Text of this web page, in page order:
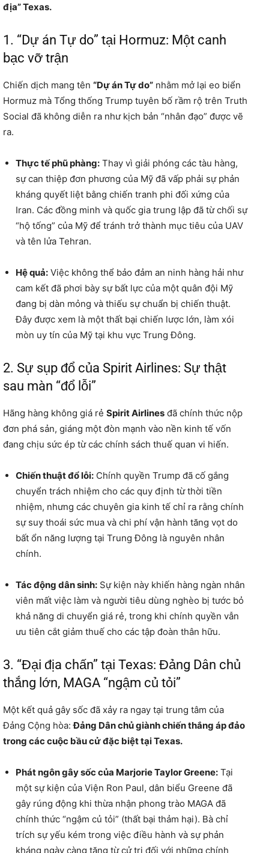
địa” Texas.
1. “Dự án Tự do” tại Hormuz: Một canh
bạc vỡ trận
Chiến dịch mang tên “Dự án Tự do” nhằm mở lại eo biển
Hormuz mà Tổng thống Trump tuyên bố rầm rộ trên Truth
Social đã không diễn ra như kịch bản “nhân đạo” được vẽ
ra.
Thực tế phũ phàng: Thay vì giải phóng các tàu hàng,
sự can thiệp đơn phương của Mỹ đã vấp phải sự phản
kháng quyết liệt bằng chiến tranh phi đối xứng của
Iran. Các đồng minh và quốc gia trung lập đã từ chối sự
“hộ tống” của Mỹ để tránh trở thành mục tiêu của UAV
và tên lửa Tehran.
Hệ quả: Việc không thể bảo đảm an ninh hàng hải như
cam kết đã phơi bày sự bất lực của một quân đội Mỹ
đang bị dàn mỏng và thiếu sự chuẩn bị chiến thuật.
Đây được xem là một thất bại chiến lược lớn, làm xói
mòn uy tín của Mỹ tại khu vực Trung Đông.
2. Sự sụp đổ của Spirit Airlines: Sự thật
sau màn “đổ lỗi”
Hãng hàng không giá rẻ Spirit Airlines đã chính thức nộp
đơn phá sản, giáng một đòn mạnh vào nền kinh tế vốn
đang chịu sức ép từ các chính sách thuế quan vi hiến.
Chiến thuật đổ lỗi: Chính quyền Trump đã cố gắng
chuyển trách nhiệm cho các quy định từ thời tiền
nhiệm, nhưng các chuyên gia kinh tế chỉ ra rằng chính
sự suy thoái sức mua và chi phí vận hành tăng vọt do
bất ổn năng lượng tại Trung Đông là nguyên nhân
chính.
Tác động dân sinh: Sự kiện này khiến hàng ngàn nhân
viên mất việc làm và người tiêu dùng nghèo bị tước bỏ
khả năng di chuyển giá rẻ, trong khi chính quyền vẫn
ưu tiên cắt giảm thuế cho các tập đoàn thân hữu.
3. “Đại địa chấn” tại Texas: Đảng Dân chủ
thắng lớn, MAGA “ngậm củ tỏi”
Một kết quả gây sốc đã xảy ra ngay tại trung tâm của
Đảng Cộng hòa:Đảng Dân chủ giành chiến thắng áp đảo
trong các cuộc bầu cử đặc biệt tại Texas.
Phát ngôn gây sốc của Marjorie Taylor Greene: Tại
một sự kiện của Viện Ron Paul, dân biểu Greene đã
gây rúng động khi thừa nhận phong trào MAGA đã
chính thức “ngậm củ tỏi” (thất bại thảm hại). Bà chỉ
trích sự yếu kém trong việc điều hành và sự phản
kháng ngày càng tăng từ cử tri đối với những chính